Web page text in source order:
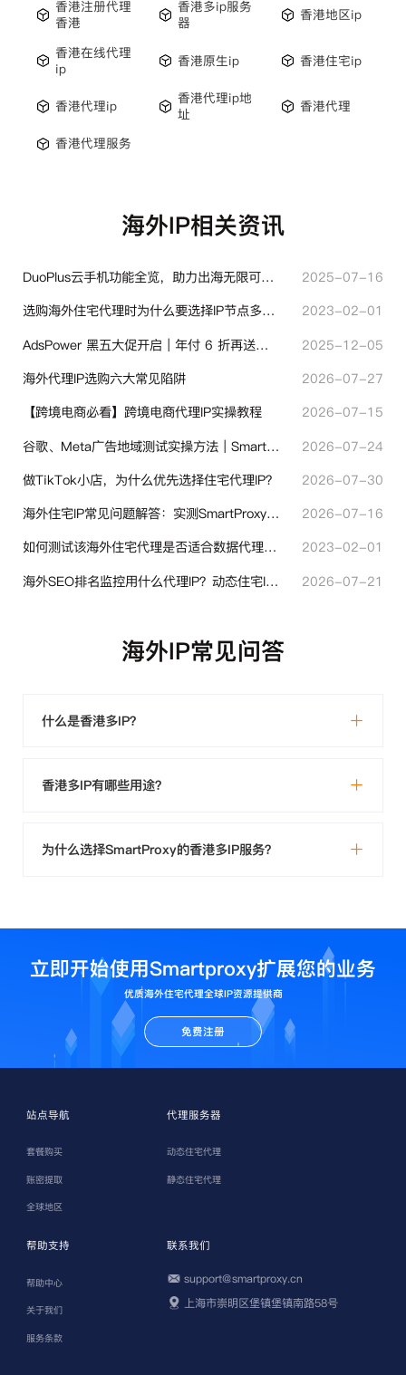
香港注册代理
香港
香港多ip服务
器
香港地区ip
香港在线代理
ip
香港原生ip 香港住宅ip
香港代理ip
香港代理ip地
址
香港代理
香港代理服务
海外IP相关资讯
DuoPlus云手机功能全览，助力出海无限可能！
2025-07-16
选购海外住宅代理时为什么要选择IP节点多的？有什么区别？
2023-02-01
AdsPower 黑五大促开启｜年付 6 折再送半年＋豪礼抽奖
2025-12-05
海外代理IP选购六大常见陷阱
2026-07-27
【跨境电商必看】跨境电商代理IP实操教程
2026-07-15
谷歌、Meta广告地域测试实操方法｜SmartProxy落地优化指南
2026-07-24
做TikTok小店，为什么优先选择住宅代理IP？
2026-07-30
海外住宅IP常见问题解答：实测SmartProxy使用经验分享
2026-07-16
如何测试该海外住宅代理是否适合数据代理使用？
2023-02-01
海外SEO排名监控用什么代理IP？动态住宅IP与静态住宅IP怎么选
2026-07-21
海外IP常见问答
什么是香港多IP？
香港多IP有哪些用途？
为什么选择SmartProxy的香港多IP服务？
立即开始使用Smartproxy扩展您的业务
优质海外住宅代理全球IP资源提供商
免费注册
站点导航
套餐购买
账密提取
全球地区
代理服务器
动态住宅代理
静态住宅代理
帮助支持
帮助中心
关于我们
服务条款
联系我们
support@smartproxy.cn
上海市崇明区堡镇堡镇南路58号